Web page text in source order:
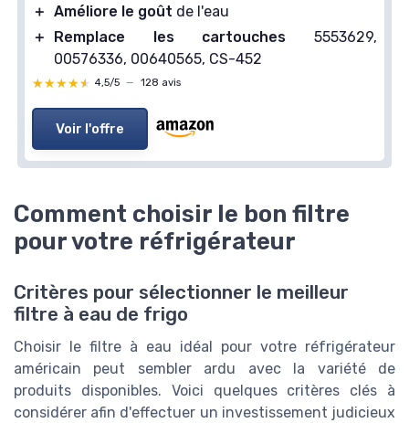
＋ Améliore le goût de l'eau
＋
Remplace les cartouches 5553629,
00576336, 00640565, CS-452
★★★★★
★★★★★ 4,5/5 — 128 avis
Voir l'offre
Comment choisir le bon filtre
pour votre réfrigérateur
Critères pour sélectionner le meilleur
filtre à eau de frigo
Choisir le filtre à eau idéal pour votre réfrigérateur
américain peut sembler ardu avec la variété de
produits disponibles. Voici quelques critères clés à
considérer afin d'effectuer un investissement judicieux